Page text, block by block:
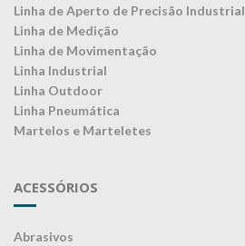
Linha de Aperto de Precisão Industrial
Linha de Medição
Linha de Movimentação
Linha Industrial
Linha Outdoor
Linha Pneumática
Martelos e Marteletes
ACESSÓRIOS
Abrasivos